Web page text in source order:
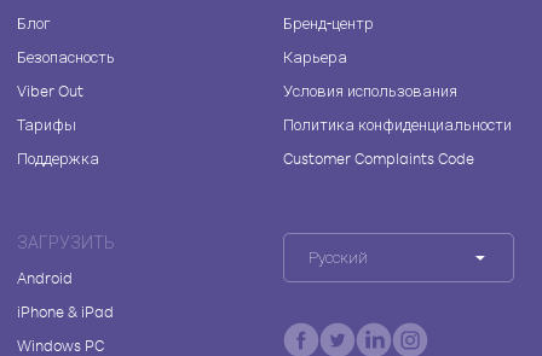
Блог
Безопасность
Viber Out
Тарифы
Поддержка
Бренд-центр
Карьера
Условия использования
Политика конфиденциальности
Customer Complaints Code
ЗАГРУЗИТЬ
Android
iPhone & iPad
Windows PC
Русский